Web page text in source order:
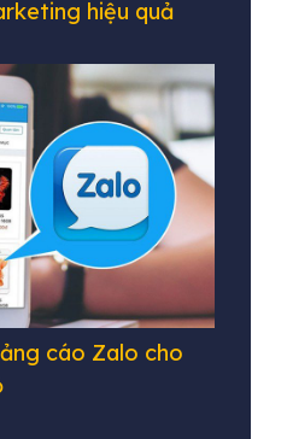
hiệu quả
cáo Zalo cho